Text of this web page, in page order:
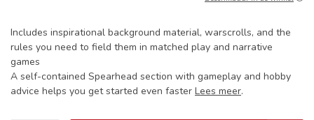
Includes inspirational background material, warscrolls, and the
rules you need to field them in matched play and narrative
games
A self-contained Spearhead section with gameplay and hobby
advice helps you get started even faster Lees meer.